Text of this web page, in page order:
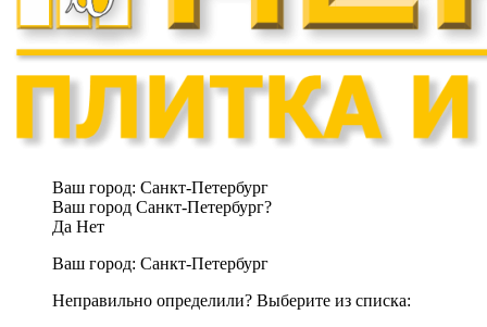
Ваш город: Санкт-Петербург
Ваш город Санкт-Петербург?
Да Нет
Ваш город: Санкт-Петербург
Неправильно определили? Выберите из списка: